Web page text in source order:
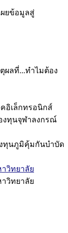
ผยข้อมูลสู่
ตุผลที่...ทำไมต้อง
อิเล็กทรอนิกส์
งทุนจุฬาลงกรณ์
ทุนภูมิคุ้มกันบำบัด
วิทยาลัย
วิทยาลัย